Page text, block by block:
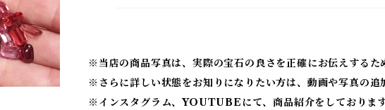
※当店の商品写真は、実際の宝石の良さを正確にお伝えするた
※ さらに詳しい状態をお知りになりたい方は、動画や写真の
※ インスタグラム、YOUTUBEにて、商品紹介をしておりま